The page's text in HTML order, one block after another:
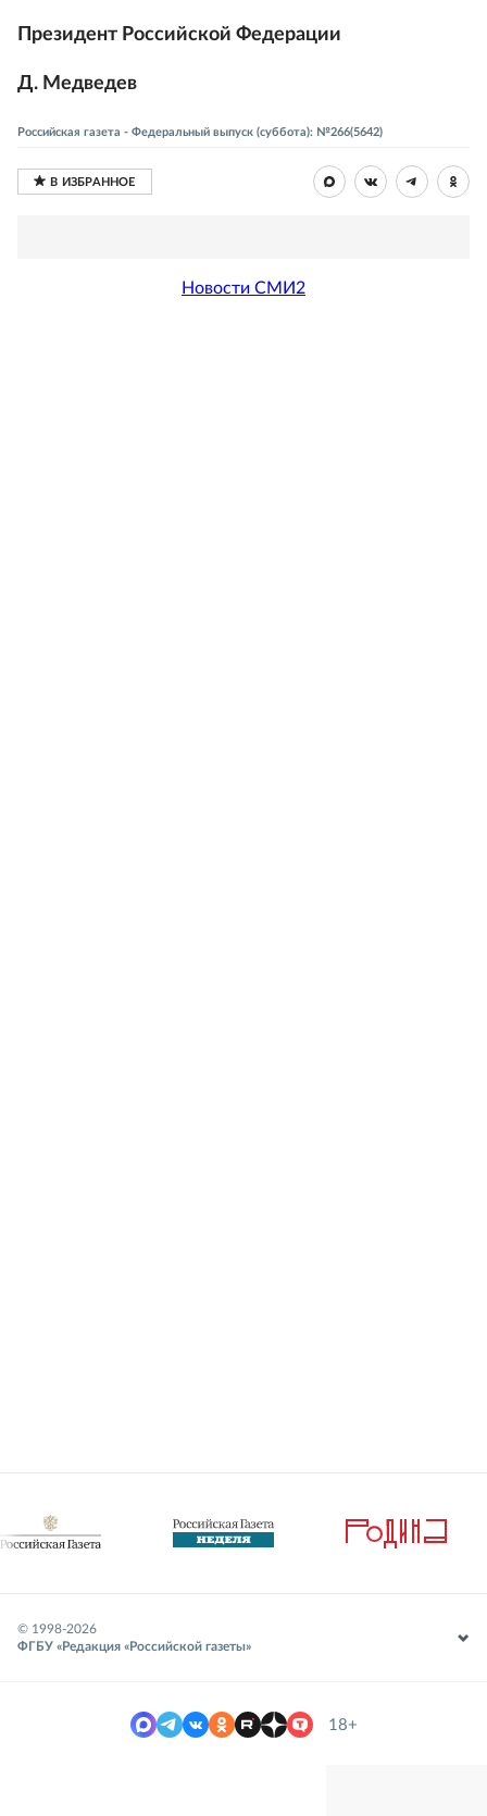
Президент Российской Федерации
Д. Медведев
Российская газета - Федеральный выпуск (суббота): №266(5642)
Новости СМИ2
© 1998-2026
ФГБУ «Редакция «Российской газеты»
18+